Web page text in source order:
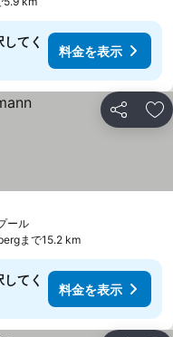
てく
料金を表示
シェア お
ール
まで15.2 km
てく
料金を表示